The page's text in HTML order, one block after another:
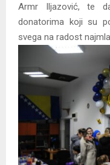
Armr Iljazović, te
donatorima koji su
svega na radost